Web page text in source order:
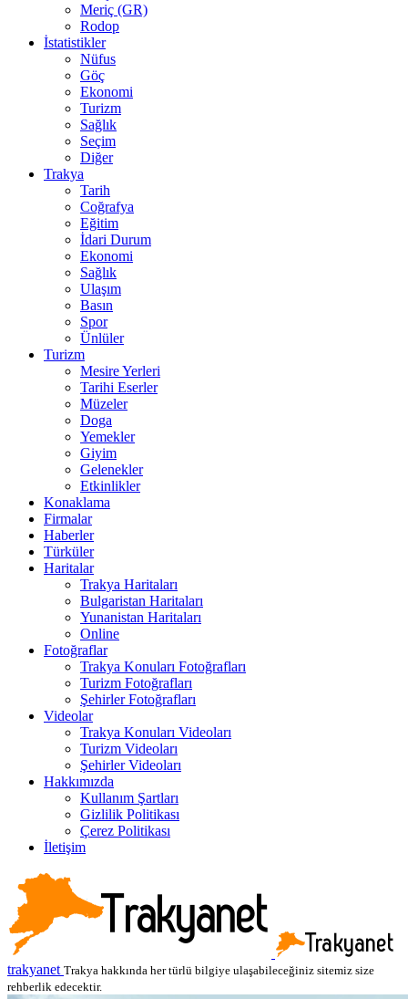
Meriç (GR)
Rodop
İstatistikler
Nüfus
Göç
Ekonomi
Turizm
Sağlık
Seçim
Diğer
Trakya
Tarih
Coğrafya
Eğitim
İdari Durum
Ekonomi
Sağlık
Ulaşım
Basın
Spor
Ünlüler
Turizm
Mesire Yerleri
Tarihi Eserler
Müzeler
Doga
Yemekler
Giyim
Gelenekler
Etkinlikler
Konaklama
Firmalar
Haberler
Türküler
Haritalar
Trakya Haritaları
Bulgaristan Haritaları
Yunanistan Haritaları
Online
Fotoğraflar
Trakya Konuları Fotoğrafları
Turizm Fotoğrafları
Şehirler Fotoğrafları
Videolar
Trakya Konuları Videoları
Turizm Videoları
Şehirler Videoları
Hakkımızda
Kullanım Şartları
Gizlilik Politikası
Çerez Politikası
İletişim
trakyanet Trakya hakkında her türlü bilgiye ulaşabileceğiniz sitemiz size
rehberlik edecektir.